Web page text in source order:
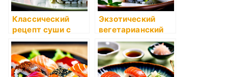
Классический
рецепт суши с
лососем и авокадо
Экзотический
вегетарианский
ролл с манго и
авокадо